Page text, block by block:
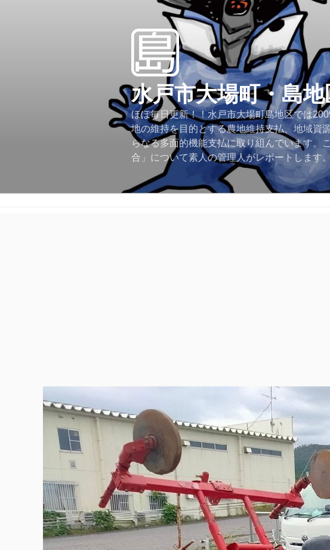
水戸市大場町・島
ほぼ毎日更新！！水戸市大場町島地区では
地の維持を目的とする農地維持支払、地域資
らなる多面的機能支払に取り組んでいます。
合」について素人の管理人がレポートします。